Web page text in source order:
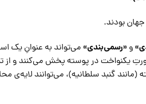
جهان بودند.
و«رسمی‌بندی»
یکنواخت در پوسته پخش می‌کنند و از
گنبد سلطانیه)، می‌توانند لایه‌ی